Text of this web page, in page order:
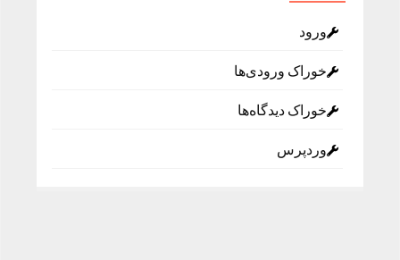
ورود
خوراک ورودی‌ها
خوراک دیدگاه‌ها
وردپرس